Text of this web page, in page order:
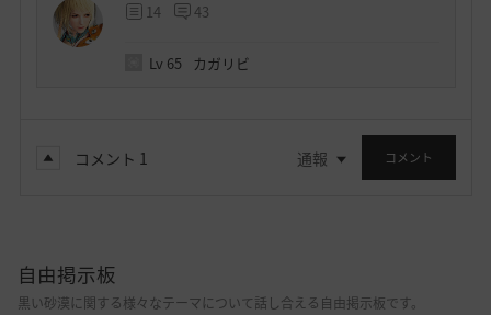
14 43
Lv 65 カガリビ
コメント 1 通報 コメント
自由掲示板
黒い砂漠に関する様々なテーマについて話し合える自由掲示板です。